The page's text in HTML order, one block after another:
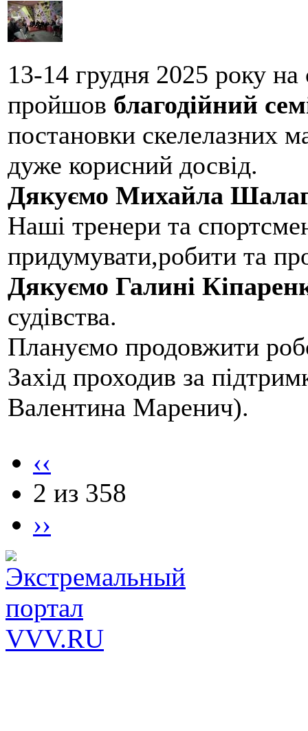
13-14 грудня 2025 року
пройшов благодійний
постановки скелелазних
дуже корисний досвід.
Дякуємо Михайла
Наші тренери та
придумувати,робити та
Дякуємо Галині
судівства.
Плануємо продовжити
Захід проходив за
Валентина Маренич).
‹‹
2 из 358
››